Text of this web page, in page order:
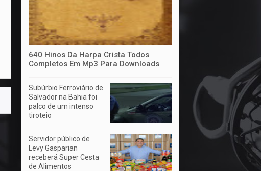
640 Hinos Da Harpa Crista Todos
Completos Em Mp3 Para Downloads
Subúrbio Ferroviário de
Salvador na Bahia foi
palco de um intenso
tiroteio
Servidor público de
Levy Gasparian
receberá Super Cesta
de Alimentos